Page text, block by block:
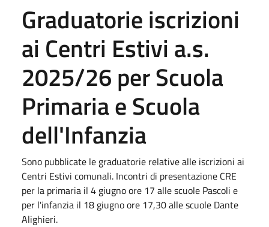
Graduatorie iscrizioni
ai Centri Estivi a.s.
2025/26 per Scuola
Primaria e Scuola
dell'Infanzia
Sono pubblicate le graduatorie relative alle iscrizioni ai
Centri Estivi comunali. Incontri di presentazione CRE
per la primaria il 4 giugno ore 17 alle scuole Pascoli e
per l'infanzia il 18 giugno ore 17,30 alle scuole Dante
Alighieri.